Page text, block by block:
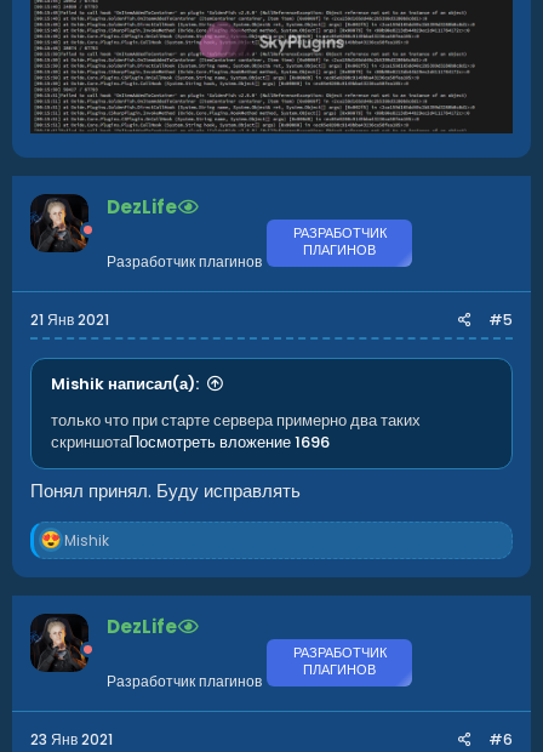
DezLife
Разработчик плагинов
РАЗРАБОТЧИК
ПЛАГИНОВ
21 Янв 2021 #5
Mishik написал(а):
только что при старте сервера примерно два таких
скриншотаПосмотреть вложение 1696
Понял принял. Буду исправлять
Р
е
а
к
ц
и
и
:
Mishik
DezLife
Разработчик плагинов
РАЗРАБОТЧИК
ПЛАГИНОВ
23 Янв 2021 #6